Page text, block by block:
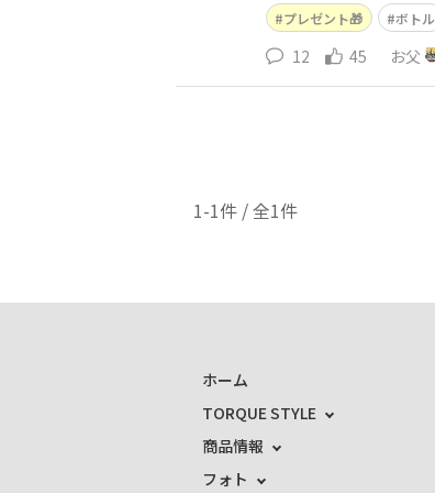
プレゼント🎁 ボトル
12 45 お父
1-1件 / 全1件
ホーム
TORQUE STYLE
商品情報
フォト